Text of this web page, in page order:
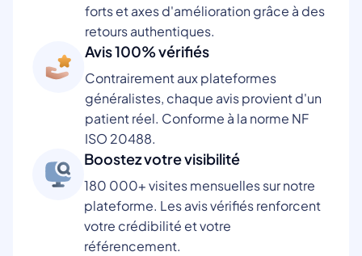
forts et axes d'amélioration grâce à des
retours authentiques.
Avis 100% vérifiés
Contrairement aux plateformes
généralistes, chaque avis provient d'un
patient réel. Conforme à la norme NF
ISO 20488.
Boostez votre visibilité
180 000+ visites mensuelles sur notre
plateforme. Les avis vérifiés renforcent
votre crédibilité et votre
référencement.